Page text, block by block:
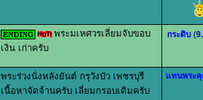
พระมเหศวรเลี่ยมจับขอบ
เงิน เก่าครับ
กระติบ (
พระร่วงนั่งหลังยันต์ กรุวังบัว เพชรบุรี
เนื้อหาจัดจ้านครับ เลี่ยมกรอบเดิมครับ
แทนพระ